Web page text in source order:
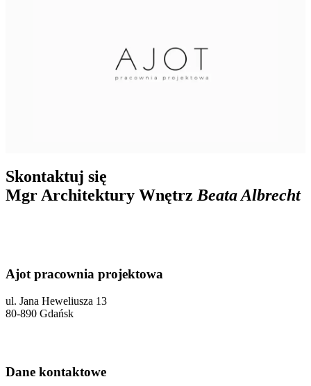
Skontaktuj się
Mgr Architektury Wnętrz Beata Albrecht
Ajot pracownia projektowa
ul. Jana Heweliusza 13
80-890 Gdańsk
Dane kontaktowe